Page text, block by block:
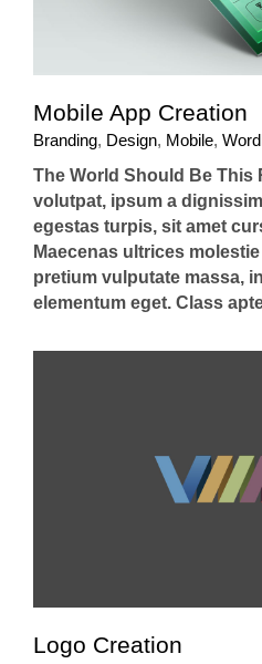
Mobile App Creation
Branding, Design, Mobile,
The World Should Be This
volutpat, ipsum a
egestas turpis, sit amet
Maecenas ultrices
pretium vulputate massa,
elementum eget. Class
Logo Creation